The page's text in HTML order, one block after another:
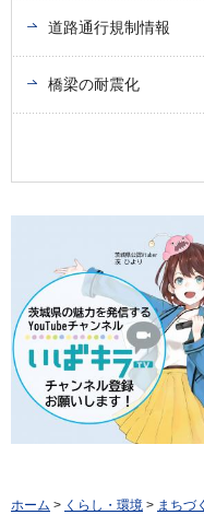
道路通行規制情報
橋梁の耐震化
ホーム > くらし・環境 > まちづ